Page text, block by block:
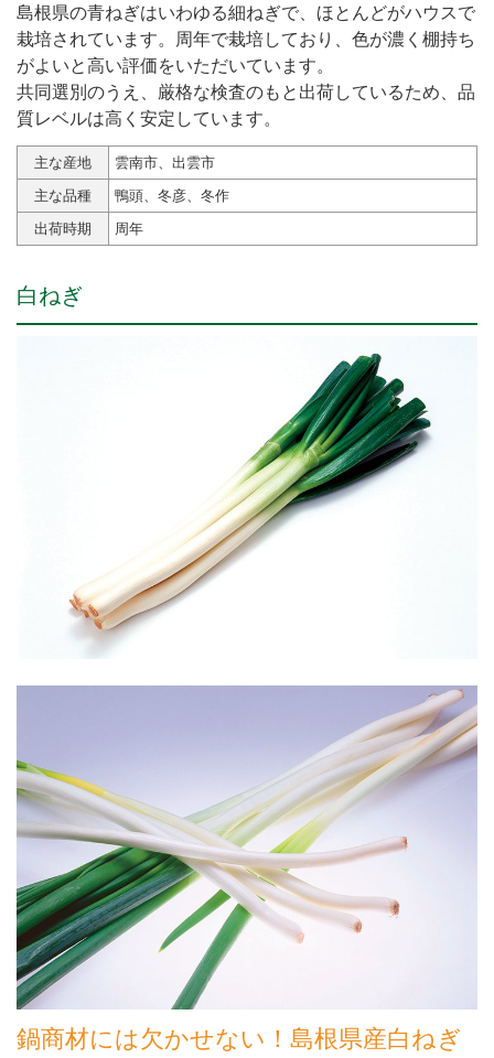
島根県の青ねぎはいわゆる細ねぎで、ほとんどがハウスで
栽培されています。周年で栽培しており、色が濃く棚持ち
がよいと高い評価をいただいています。
共同選別のうえ、厳格な検査のもと出荷しているため、品
質レベルは高く安定しています。
主な産地
雲南市、出雲市
主な品種
鴨頭、冬彦、冬作
出荷時期
周年
白ねぎ
鍋商材には欠かせない！島根県産白ねぎ